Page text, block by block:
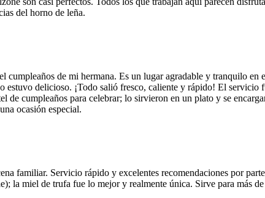
del horno de leña.
cumpleaños de mi hermana. Es un lugar agradable y tranquilo
estuvo delicioso. ¡Todo salió fresco, caliente y rápido! El
de cumpleaños para celebrar; lo sirvieron en un plato y se
ocasión especial.
familiar. Servicio rápido y excelentes recomendaciones por
la miel de trufa fue lo mejor y realmente única. Sirve para más